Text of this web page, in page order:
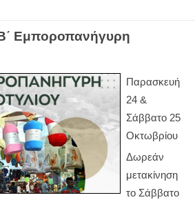
Εμποροπανήγυρη
Παρασκευή
24 &
Σάββατο 25
Οκτωβρίου
Δωρεάν
μετακίνηση
το Σάββατο